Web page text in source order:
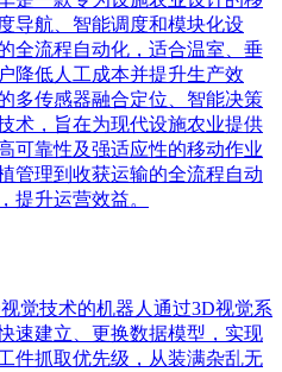
导航、智能调度和模块化设
全流程自动化，适合温室、垂
降低人工成本并提升生产效
多传感器融合定位、智能决策
术，旨在为现代设施农业提供
可靠性及强适应性的移动作业
管理到收获运输的全流程自动
提升运营效益。
觉技术的机器人通过3D视觉系
速建立、更换数据模型，实现
件抓取优先级，从装满杂乱无